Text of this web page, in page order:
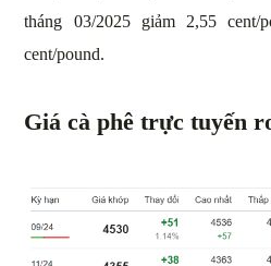
tháng 03/2025 giảm 2,55 cent/
cent/pound.
Giá cà phê trực tuyến